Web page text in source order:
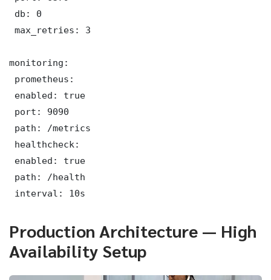
db: 0
max_retries: 3
monitoring:
prometheus:
enabled: true
port: 9090
path: /metrics
healthcheck:
enabled: true
path: /health
interval: 10s
Production Architecture — High
Availability Setup